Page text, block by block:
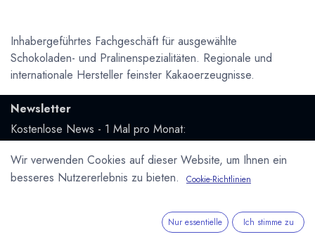
Inhabergeführtes Fachgeschäft für ausgewählte
Schokoladen- und Pralinenspezialitäten. Regionale und
internationale Hersteller feinster Kakaoerzeugnisse.
Newsletter
Kostenlose News - 1 Mal pro Monat:
Abonnieren
Geschützt durch reCAPTCHA,Datenschutzerklärung&
Wir verwenden Cookies auf dieser Website, um Ihnen ein
besseres Nutzererlebnis zu bieten.
Cookie-Richtlinien
Nur essentielle Ich stimme zu